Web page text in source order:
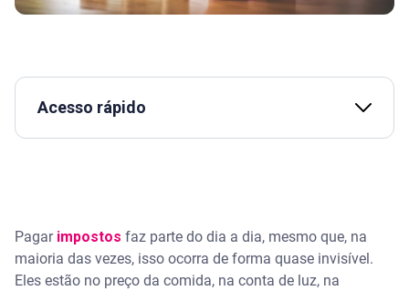
Acesso rápido
Como a educação fiscal contribui para uma gestão
financeira mais eficaz?
Pagar impostos faz parte do dia a dia, mesmo que, na
maioria das vezes, isso ocorra de forma quase invisível.
Eles estão no preço da comida, na conta de luz, na